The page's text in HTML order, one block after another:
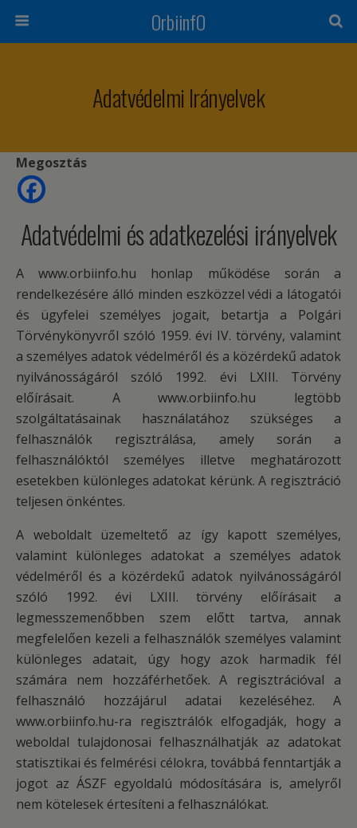
OrbiinfO
Adatvédelmi Irányelvek
Megosztás
Adatvédelmi és adatkezelési irányelvek
A www.orbiinfo.hu honlap működése során a
rendelkezésére álló minden eszközzel védi a látogatói
és ügyfelei személyes jogait, betartja a Polgári
Törvénykönyvről szóló 1959. évi IV. törvény, valamint
a személyes adatok védelméről és a közérdekű adatok
nyilvánosságáról szóló 1992. évi LXIII. Törvény
előírásait. A www.orbiinfo.hu legtöbb
szolgáltatásainak használatához szükséges a
felhasználók regisztrálása, amely során a
felhasználóktól személyes illetve meghatározott
esetekben különleges adatokat kérünk. A regisztráció
teljesen önkéntes.
A weboldalt üzemeltető az így kapott személyes,
valamint különleges adatokat a személyes adatok
védelméről és a közérdekű adatok nyilvánosságáról
szóló 1992. évi LXIII. törvény előírásait a
legmesszemenőbben szem előtt tartva, annak
megfelelően kezeli a felhasználók személyes valamint
különleges adatait, úgy hogy azok harmadik fél
számára nem hozzáférhetőek. A regisztrációval a
felhasználó hozzájárul adatai kezeléséhez. A
www.orbiinfo.hu-ra regisztrálók elfogadják, hogy a
weboldal tulajdonosai felhasználhatják az adatokat
statisztikai és felmérési célokra, továbbá fenntartják a
jogot az ÁSZF egyoldalú módosítására is, amelyről
nem kötelesek értesíteni a felhasználókat.